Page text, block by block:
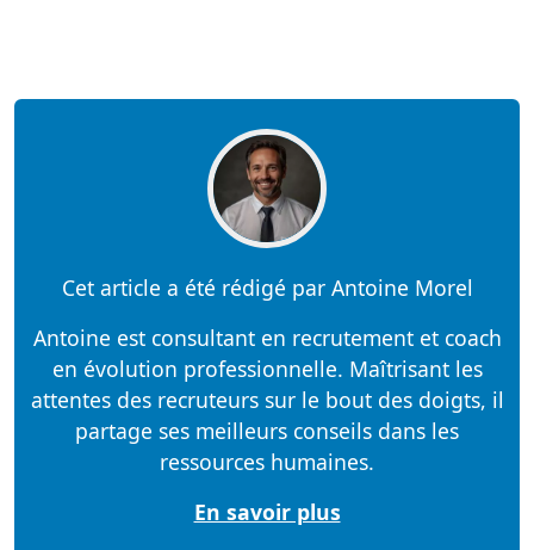
Cet article a été rédigé par Antoine Morel
Antoine est consultant en recrutement et coach
en évolution professionnelle. Maîtrisant les
attentes des recruteurs sur le bout des doigts, il
partage ses meilleurs conseils dans les
ressources humaines.
En savoir plus